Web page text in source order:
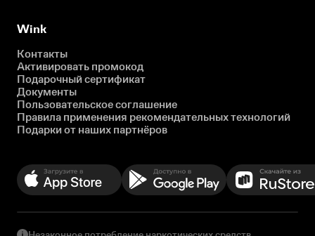
Wink
Контакты
Активировать промокод
Подарочный сертификат
Документы
Пользовательское соглашение
Правила применения рекомендательных технологий
Подарки от наших партнёров